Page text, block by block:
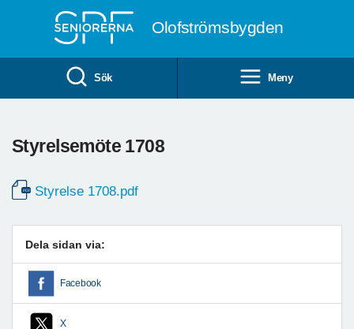
Olofströmsbygden
Sök Meny
Styrelsemöte 1708
Styrelse 1708.pdf
Dela sidan via:
Facebook
X